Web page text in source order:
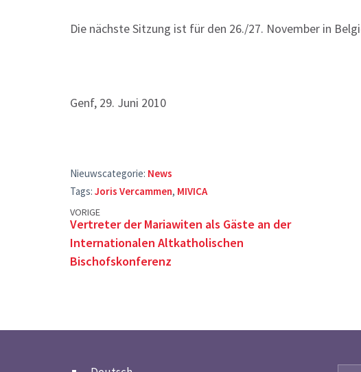
Die nächste Sitzung ist für den 26./27. November in
Genf, 29. Juni 2010
Nieuwscategorie: News
Tags: Joris Vercammen, MIVICA
Posts
navigation
VORIGE
Vertreter der Mariawiten als Gäste an der
Internationalen Altkatholischen
Bischofskonferenz